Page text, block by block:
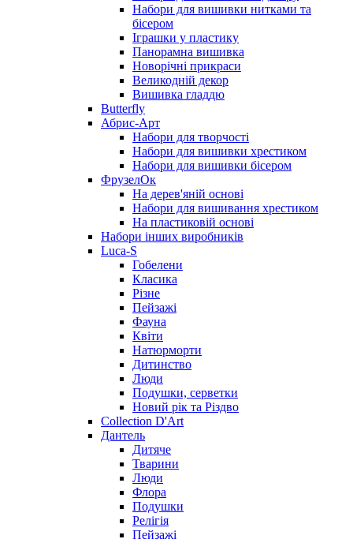
Набори для вишивки нитками та
бісером
Іграшки у пластику
Панорамна вишивка
Новорічні прикраси
Великодній декор
Вишивка гладдю
Butterfly
Абрис-Арт
Набори для творчості
Набори для вишивки хрестиком
Набори для вишивки бісером
ФрузелОк
На дерев'яній основі
Набори для вишивання хрестиком
На пластиковій основі
Набори інших виробників
Luca-S
Гобелени
Класика
Різне
Пейзажі
Фауна
Квіти
Натюрморти
Дитинство
Люди
Подушки, серветки
Новий рік та Різдво
Collection D'Art
Дантель
Дитяче
Тварини
Люди
Флора
Подушки
Релігія
Пейзажі